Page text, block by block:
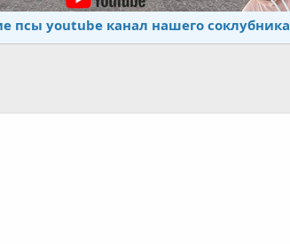
псы youtube канал нашего соклубника